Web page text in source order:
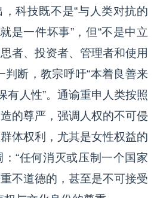
科技既不是“与人类对抗的
是一件坏事”，但“不是中立
者、投资者、管理者和使用
判断，教宗呼吁“本着良善来
有人性”。通谕重申人类按照
的尊严，强调人权的不可侵
体权利，尤其是女性权益的
“任何消灭或压制一个国家
不道德的，甚至是不可接受